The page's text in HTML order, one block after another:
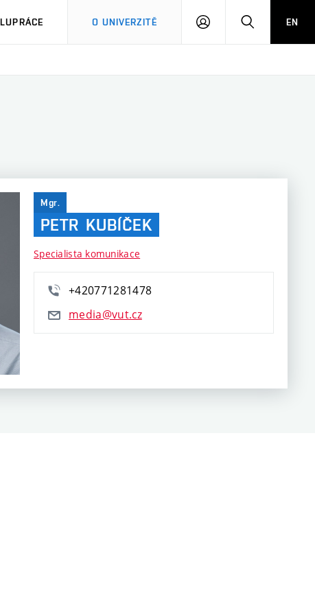
O UNIVERZITĚ
PŘIHLÁSIT HLEDATEN
Mgr.
PETR KUBÍČEK
Specialista komunikace
+420771281478
media@vut.cz